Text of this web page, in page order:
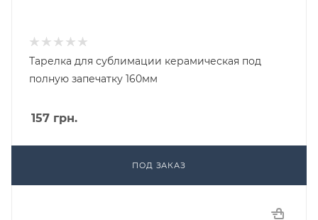
Тарелка для сублимации керамическая под
полную запечатку 160мм
157 грн.
ПОД ЗАКАЗ